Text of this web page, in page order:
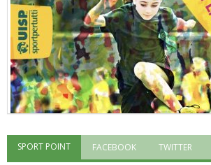
"Superare gli ostacoli": la relazione di Tiziano
SPORT POINT FACEBOOK TWITTER